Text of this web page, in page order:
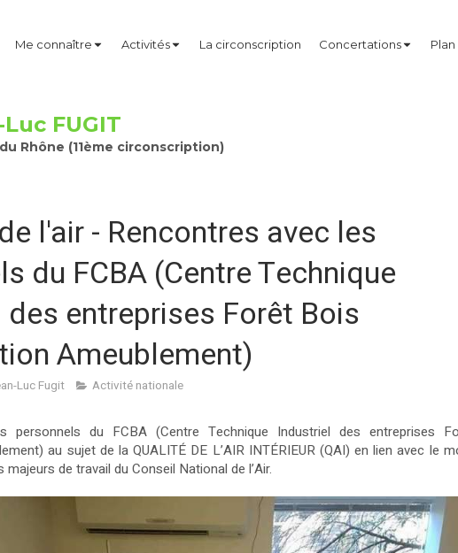
Me connaître Activités La circonscription Concertations
FUGIT
Rhône (11ème circonscription)
l'air - Rencontres avec les
du FCBA (Centre Technique
entreprises Forêt Bois
Ameublement)
Luc Fugit Activité nationale
personnels du FCBA (Centre Technique Industriel des entreprises
au sujet de la QUALITÉ DE L’AIR INTÉRIEUR (QAI) en lien avec le
de travail du Conseil National de l’Air.